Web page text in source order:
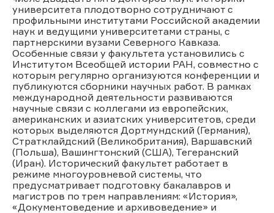
университета плодотворно сотрудничают с
профильными институтами Российской академии
наук и ведущими университетами страны, с
партнерскими вузами Северного Кавказа.
Особенные связи у факультета установились с
Институтом Всеобщей истории РАН, совместно с
которым регулярно организуются конференции и
публикуются сборники научных работ. В рамках
международной деятельности развиваются
научные связи с коллегами из европейских,
американских и азиатских университетов, среди
которых выделяются Дортмундский (Германия),
Стратклайдский (Великобритания), Варшавский
(Польша), Вашингтонский (США), Тегеранский
(Иран). Исторический факультет работает в
режиме многоуровневой системы, что
предусматривает подготовку бакалавров и
магистров по трем направлениям: «История»,
«Документоведение и архивоведение» и